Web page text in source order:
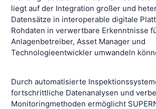
liegt auf der Integration großer und
Datensätze in interoperable digitale
Rohdaten in verwertbare Erkenntnisse
Anlagenbetreiber, Asset Manager und
Technologieentwickler umwandeln
Durch automatisierte
fortschrittliche Datenanalysen und
Monitoringmethoden ermöglicht